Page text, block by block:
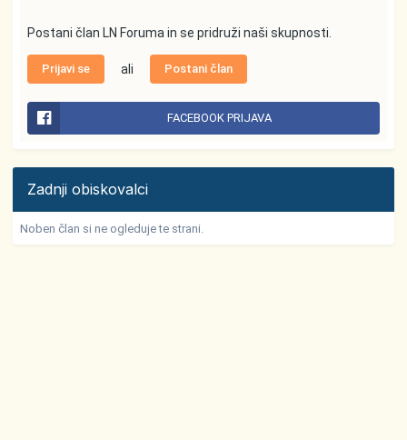
Postani član LN Foruma in se pridruži naši skupnosti.
Prijavi se ali Postani član
FACEBOOK PRIJAVA
Zadnji obiskovalci
Noben član si ne ogleduje te strani.